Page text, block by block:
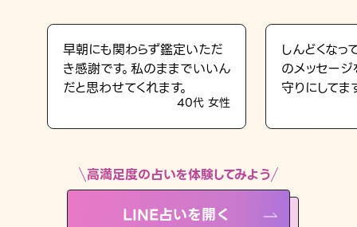
LINE占いを開く
※LINEアプリ内のサービスページへ遷移します
早朝にも関わらず鑑定いただ
き感謝です。私のままでいいん
だと思わせてくれます。
40代 女性
しんどくなっ
のメッセー
守りにしてま
高満足度の占いを体験してみよう
LINE占いを開く